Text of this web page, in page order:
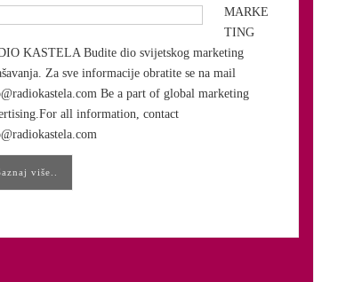
MARKE
TING
KASTELA Budite dio svijetskog marketing
Za sve informacije obratite se na mail
Be a part of global marketing
all information, contact
više..